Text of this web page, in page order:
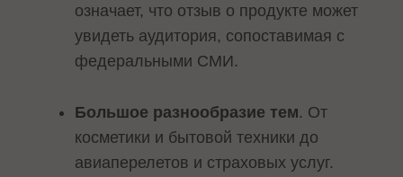
означает, что отзыв о продукте может
увидеть аудитория, сопоставимая с
федеральными СМИ.
Большое разнообразие тем. От
косметики и бытовой техники до
авиаперелетов и страховых услуг.